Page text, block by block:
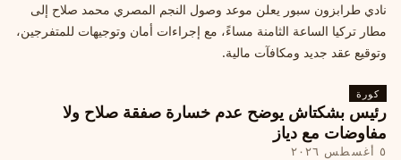
نادي طرابزون سبور يعلن موعد وصول النجم المصري محمد صلاح إلى
مطار تركيا الساعة الثامنة مساءً، مع إجراءات أمان وتوجيهات للمتفرجين،
وتوقيع عقد جديد ومكافآت مالية.
كورة
رئيس بشكتاش يوضح عدم خسارة صفقة صلاح ولا
مفاوضات مع دياز
٥ أغسطس ٢٠٢٦